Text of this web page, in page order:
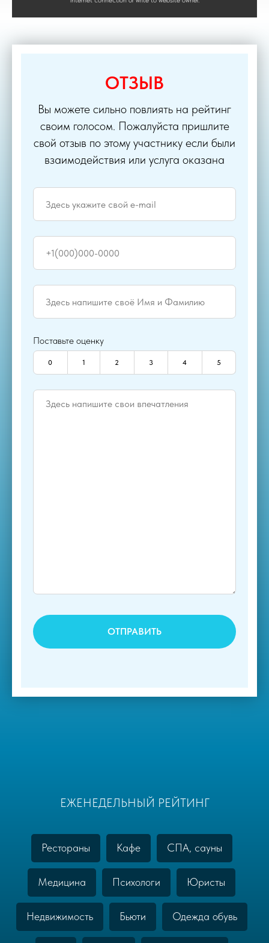
ОТЗЫВ
Вы можете сильно повлиять на рейтинг
своим голосом. Пожалуйста пришлите
свой отзыв по этому участнику если были
взаимодействия или услуга оказана
Поставьте оценку
0 1 2 3 4 5
ОТПРАВИТЬ
ЕЖЕНЕДЕЛЬНЫЙ РЕЙТИНГ
Рестораны Кафе СПА, сауны
Медицина Психологи Юристы
Недвижимость Бьюти Одежда обувь